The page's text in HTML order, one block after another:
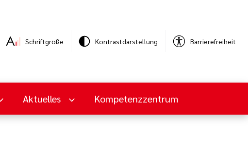
Schriftgröße Kontrastdarstellung Barrierefreiheit
Aktuelles Kompetenzzentrum